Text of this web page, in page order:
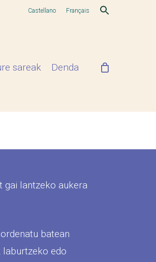
Castellano Français
sareak Denda
gai lantzeko aukera
batean
laburtzeko edo